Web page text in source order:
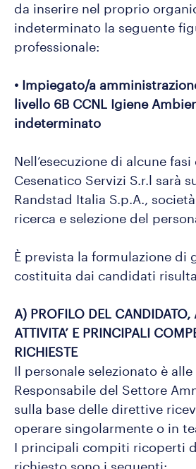
da inserire nel proprio
indeterminato la seguente
professionale:
• Impiegato/a
livello 6B CCNL Igiene
indeterminato
Nell’esecuzione di alcune
Cesenatico Servizi S.r.l sarà
Randstad Italia S.p.A.,
ricerca e selezione del
È prevista la formulazione di
costituita dai candidati
A) PROFILO DEL CANDIDATO,
ATTIVITA’ E PRINCIPALI
RICHIESTE
Il personale selezionato è
Responsabile del Settore
sulla base delle direttive
operare singolarmente o in
I principali compiti ricoperti